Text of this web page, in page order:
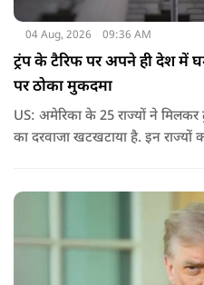
04 Aug, 2026 09:36 AM
ट्रंप के टैरिफ पर अपने ही देश में
पर ठोका मुकदमा
US: अमेरिका के 25 राज्यों ने
का दरवाजा खटखटाया है. इन राज्यों